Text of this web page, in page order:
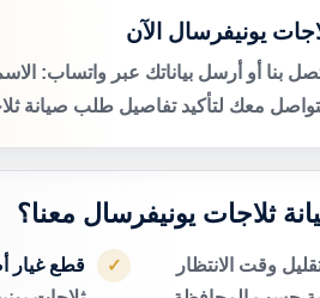
يونيفرسال الآن
بنا أو أرسل بياناتك عبر واتساب:
معك لتأكيد تفاصيل طلب صيانة
ثلاجات يونيفرسال معنا؟
وقت الانتظار
✓ قطع غيار